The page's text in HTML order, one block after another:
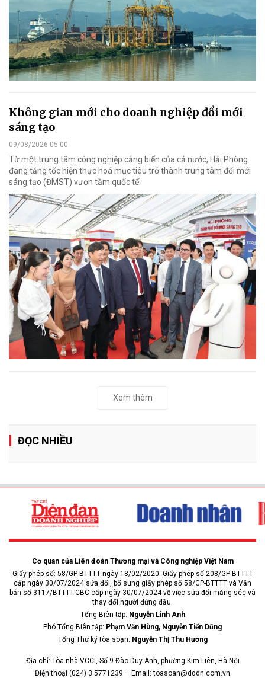
Không gian mới cho doanh nghiệp đổi mới
sáng tạo
09/08/2026 05:00
Từ một trung tâm công nghiệp cảng biển của cả nước, Hải Phòng
đang tăng tốc hiện thực hoá mục tiêu trở thành trung tâm đổi mới
sáng tạo (ĐMST) vươn tầm quốc tế.
Xem thêm
ĐỌC NHIỀU
Cơ quan của Liên đoàn Thương mại và Công nghiệp Việt Nam
Giấy phép số: 58/GP-BTTTT ngày 18/02/2020. Giấy phép số 208/GP-BTTTT
cấp ngày 30/07/2024 sửa đổi, bổ sung giấy phép số 58/GP-BTTTT và Văn
bản số 3117/BTTTT-CBC cấp ngày 30/07/2024 về việc sửa đổi măng séc và
thay đổi người đứng đầu.
Tổng Biên tập: Nguyễn Linh Anh
Phó Tổng Biên tập: Phạm Văn Hùng, Nguyễn Tiến Dũng
Tổng Thư ký tòa soạn: Nguyễn Thị Thu Hương
Địa chỉ: Tòa nhà VCCI, Số 9 Đào Duy Anh, phường Kim Liên, Hà Nội
Điện thoại (024) 3.5771239 – Email: toasoan@dddn.com.vn